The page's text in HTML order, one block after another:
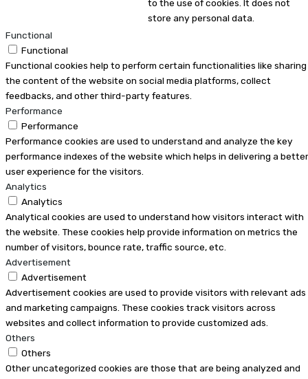
to the use of cookies. It does not
store any personal data.
Functional
Functional
Functional cookies help to perform certain functionalities like sharing
the content of the website on social media platforms, collect
feedbacks, and other third-party features.
Performance
Performance
Performance cookies are used to understand and analyze the key
performance indexes of the website which helps in delivering a better
user experience for the visitors.
Analytics
Analytics
Analytical cookies are used to understand how visitors interact with
the website. These cookies help provide information on metrics the
number of visitors, bounce rate, traffic source, etc.
Advertisement
Advertisement
Advertisement cookies are used to provide visitors with relevant ads
and marketing campaigns. These cookies track visitors across
websites and collect information to provide customized ads.
Others
Others
Other uncategorized cookies are those that are being analyzed and